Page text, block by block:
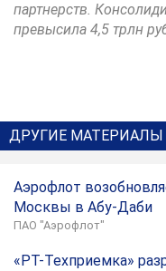
партнерств.
превысила 4,5 трлн
ДРУГИЕ МАТЕРИАЛЫ
Аэрофлот
Москвы в Абу-Даби
ПАО "Аэрофлот"
«РТ-Техприемка»